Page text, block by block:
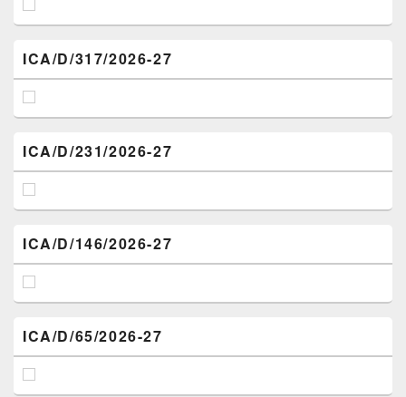
ICA/D/317/2026-27
ICA/D/231/2026-27
ICA/D/146/2026-27
ICA/D/65/2026-27